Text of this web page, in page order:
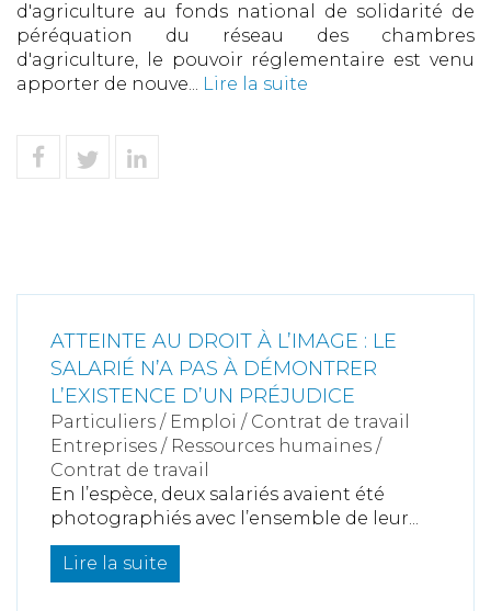
d'agriculture au fonds national de solidarité de
péréquation du réseau des chambres
d'agriculture, le pouvoir réglementaire est venu
apporter de nouve... Lire la suite
ATTEINTE AU DROIT À L’IMAGE : LE
SALARIÉ N’A PAS À DÉMONTRER
L’EXISTENCE D’UN PRÉJUDICE
Particuliers / Emploi / Contrat de travail
Entreprises / Ressources humaines /
Contrat de travail
En l’espèce, deux salariés avaient été
photographiés avec l’ensemble de leur...
Lire la suite